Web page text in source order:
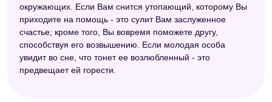
окружающих. Если Вам снится утопающий, которому Вы
приходите на помощь - это сулит Вам заслуженное
счастье; кроме того, Вы вовремя поможете другу,
способствуя его возвышению. Если молодая особа
увидит во сне, что тонет ее возлюбленный - это
предвещает ей горести.